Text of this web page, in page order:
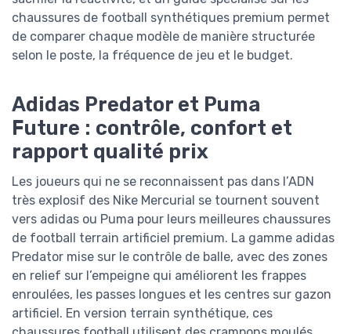
chaussures de football synthétiques premium permet
de comparer chaque modèle de manière structurée
selon le poste, la fréquence de jeu et le budget.
Adidas Predator et Puma
Future : contrôle, confort et
rapport qualité prix
Les joueurs qui ne se reconnaissent pas dans l’ADN
très explosif des Nike Mercurial se tournent souvent
vers adidas ou Puma pour leurs meilleures chaussures
de football terrain artificiel premium. La gamme adidas
Predator mise sur le contrôle de balle, avec des zones
en relief sur l’empeigne qui améliorent les frappes
enroulées, les passes longues et les centres sur gazon
artificiel. En version terrain synthétique, ces